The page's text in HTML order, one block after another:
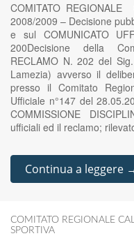
COMITATO REGIONALE
2008/2009 – Decisione
e sul COMUNICATO
200Decisione della
RECLAMO N. 202 del
Lamezia) avverso il
presso il Comitato
Ufficiale n°147 del
COMMISSIONE
ufficiali ed il reclamo;
Continua a leggere
COMITATO REGIONALE
SPORTIVA